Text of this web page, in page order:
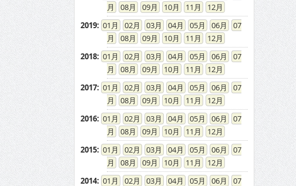
08
09 10 11
12
2019: 01 02 03 04 05 06
07
08
09 10 11
12
2018: 01 02 03 04 05 06
07
08
09 10 11
12
2017: 01 02 03 04 05 06
07
08
09 10 11
12
2016: 01 02 03 04 05 06
07
08
09 10 11
12
2015: 01 02 03 04 05 06
07
08
09 10 11
12
2014: 01 02 03 04 05 06
07